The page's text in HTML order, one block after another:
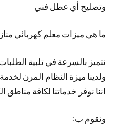
وتصليح أي عطل فني
ما هي ميزات معلم كهربائي
نتميز بالسرعة في تلبية
ولدينا ميزة النظام المرن
اننا نوفر خدماتنا لكافة مناطق
ونقوم ب: